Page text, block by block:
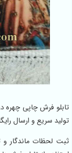
فرش چاپی چهره در
و ارسال رایگان از
ماندگار و